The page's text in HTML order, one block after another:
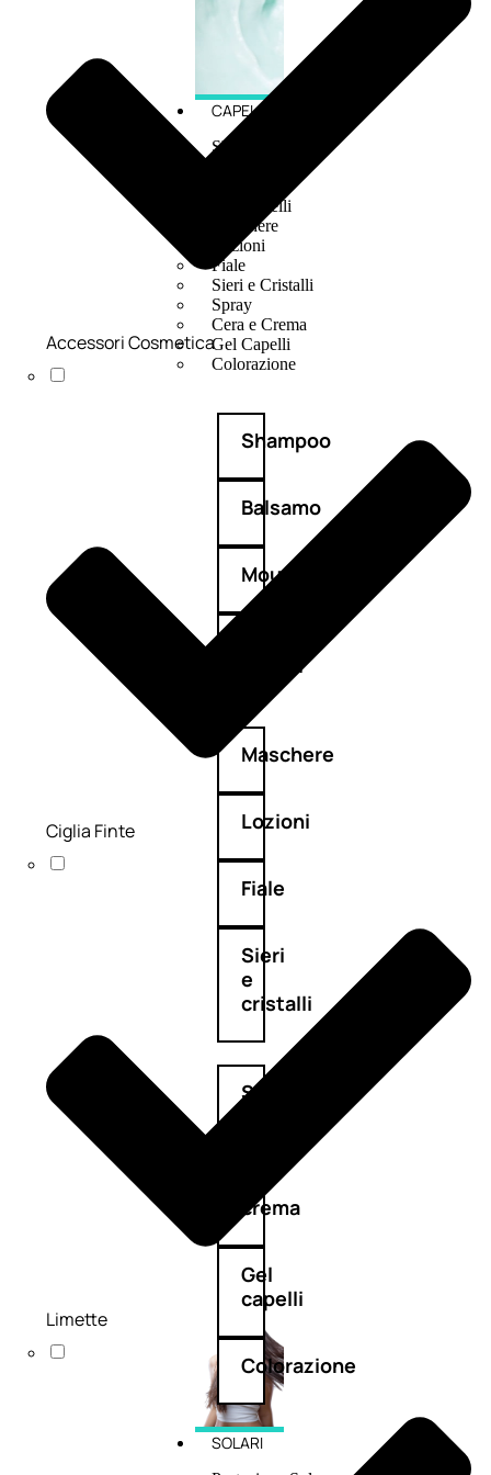
CAPELLI
Shampoo
Olii Capelli
Maschere
Lozioni
Fiale
Sieri e Cristalli
Spray
Cera e Crema
Gel Capelli
Colorazione
Shampoo
Balsamo
Mousse
capelli
Maschere
Lozioni
Fiale
Sieri
e
cristalli
Spray
crema
Gel
capelli
Colorazione
SOLARI
Accessori Cosmetica
Ciglia Finte
Limette